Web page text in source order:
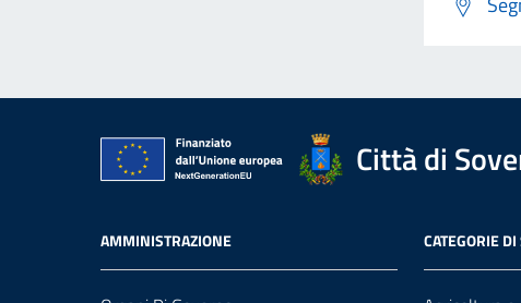
Città di
AMMINISTRAZIONE CATEGORIE